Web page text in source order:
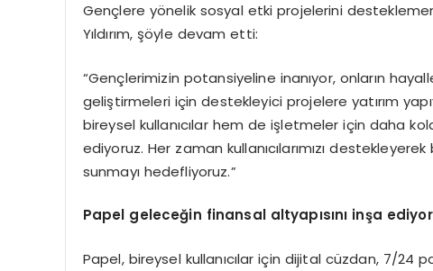
Gençlere yönelik sosyal etki projelerini
Yıldırım, şöyle devam etti:
“Gençlerimizin potansiyeline inanıyor, onların
geliştirmeleri için destekleyici projelere yatırım
bireysel kullanıcılar hem de işletmeler için daha
ediyoruz. Her zaman kullanıcılarımızı
sunmayı hedefliyoruz.”
Papel geleceğin finansal altyapısını inşa ediyor
Papel, bireysel kullanıcılar için dijital cüzdan, 7/24